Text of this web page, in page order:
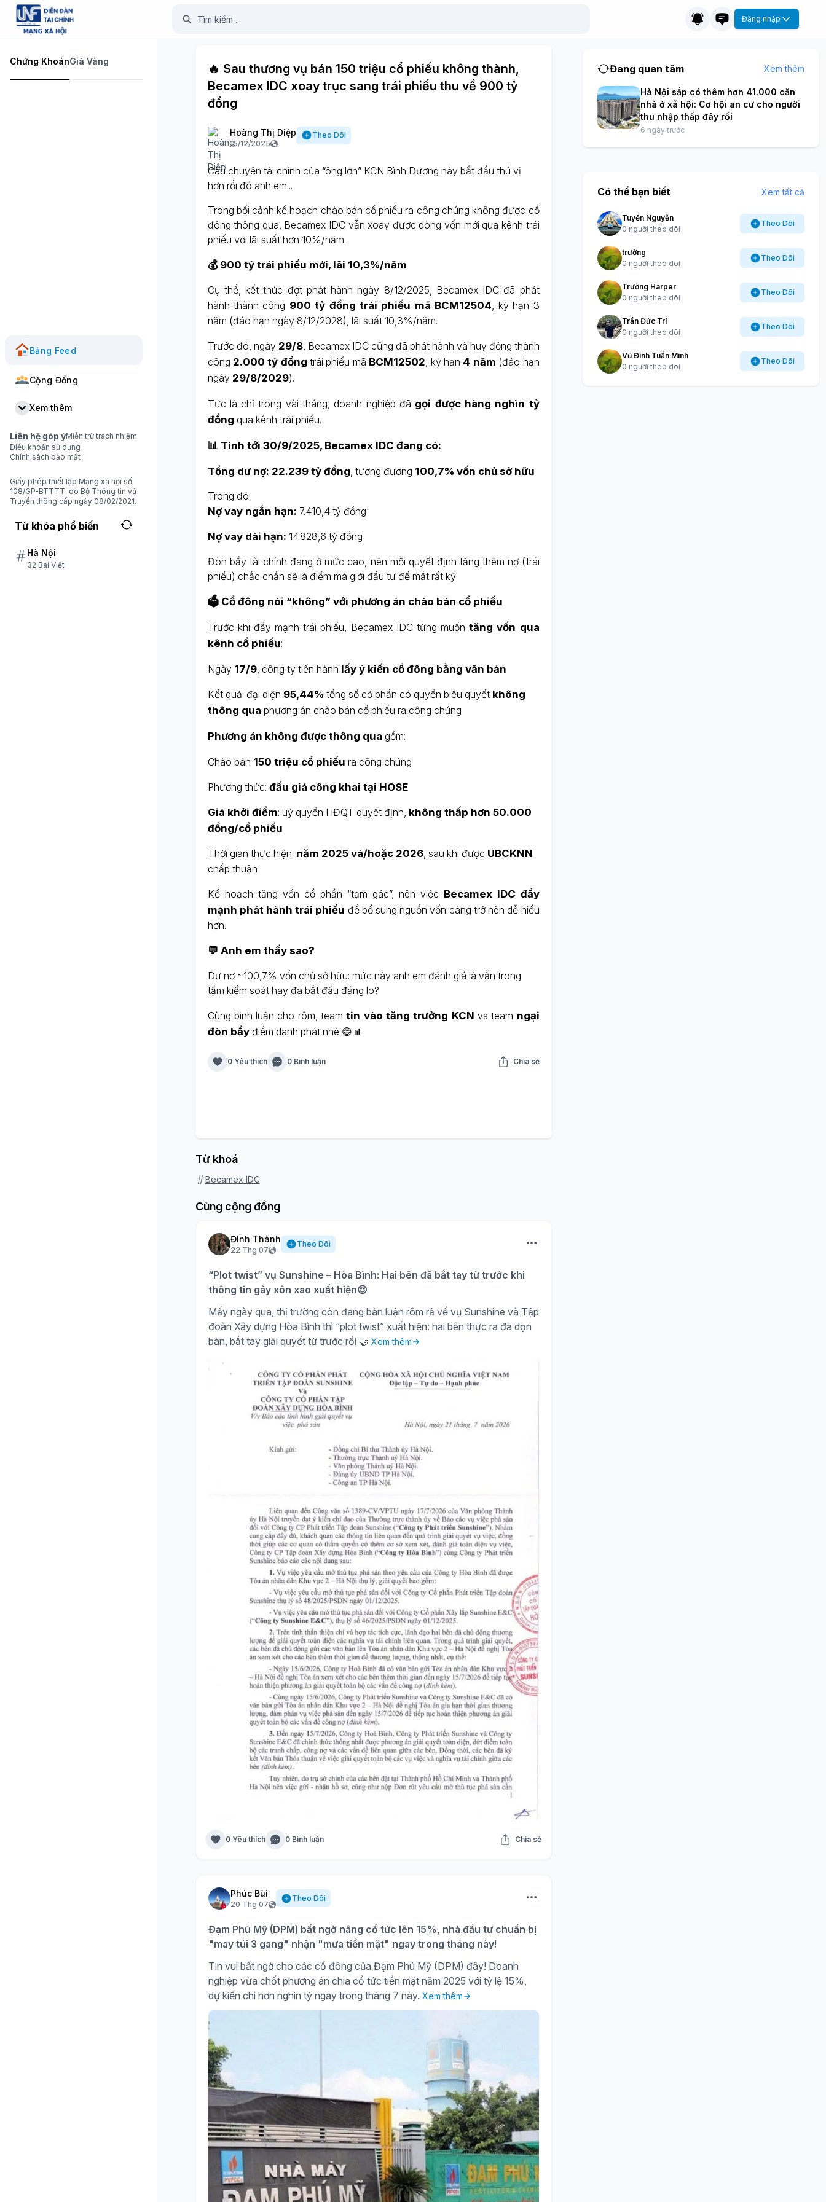
Đăng nhập
Chứng KhoánGiá Vàng
Bảng Feed
Cộng Đồng
Xem thêm
Liên hệ góp ýMiễn trừ trách nhiệm
Điều khoản sử dụng
Chính sách bảo mật
Giấy phép thiết lập Mạng xã hội số
108/GP-BTTTT, do Bộ Thông tin và
Truyền thông cấp ngày 08/02/2021.
Từ khóa phổ biến
Hà Nội
32 Bài Viết
🔥 Sau thương vụ bán 150 triệu cổ phiếu không thành,
Becamex IDC xoay trục sang trái phiếu thu về 900 tỷ
đồng
Hoàng Thị Diệp
15/12/2025
Theo Dõi
Câu chuyện tài chính của “ông lớn” KCN Bình Dương này bắt đầu thú vị
hơn rồi đó anh em...
Trong bối cảnh kế hoạch chào bán cổ phiếu ra công chúng không được cổ
đông thông qua, Becamex IDC vẫn xoay được dòng vốn mới qua kênh trái
phiếu với lãi suất hơn 10%/năm.
💰 900 tỷ trái phiếu mới, lãi 10,3%/năm
Cụ thể, kết thúc đợt phát hành ngày 8/12/2025, Becamex IDC đã phát
hành thành công 900 tỷ đồng trái phiếu mã BCM12504, kỳ hạn 3
năm (đáo hạn ngày 8/12/2028), lãi suất 10,3%/năm.
Trước đó, ngày 29/8, Becamex IDC cũng đã phát hành và huy động thành
công 2.000 tỷ đồng trái phiếu mã BCM12502, kỳ hạn 4 năm (đáo hạn
ngày 29/8/2029).
Tức là chỉ trong vài tháng, doanh nghiệp đã gọi được hàng nghìn tỷ
đồng qua kênh trái phiếu.
📊 Tính tới 30/9/2025, Becamex IDC đang có:
Tổng dư nợ: 22.239 tỷ đồng, tương đương 100,7% vốn chủ sở hữu
Trong đó:
Nợ vay ngắn hạn: 7.410,4 tỷ đồng
Nợ vay dài hạn: 14.828,6 tỷ đồng
Đòn bẩy tài chính đang ở mức cao, nên mỗi quyết định tăng thêm nợ (trái
phiếu) chắc chắn sẽ là điểm mà giới đầu tư để mắt rất kỹ.
🗳 Cổ đông nói “không” với phương án chào bán cổ phiếu
Trước khi đẩy mạnh trái phiếu, Becamex IDC từng muốntăng vốn qua
kênh cổ phiếu:
Ngày 17/9, công ty tiến hành lấy ý kiến cổ đông bằng văn bản
Kết quả: đại diện 95,44% tổng số cổ phần có quyền biểu quyết không
thông qua phương án chào bán cổ phiếu ra công chúng
Phương án không được thông qua gồm:
Chào bán 150 triệu cổ phiếu ra công chúng
Phương thức: đấu giá công khai tại HOSE
Giá khởi điểm: uỷ quyền HĐQT quyết định, không thấp hơn 50.000
đồng/cổ phiếu
Thời gian thực hiện: năm 2025 và/hoặc 2026, sau khi được UBCKNN
chấp thuận
Kế hoạch tăng vốn cổ phần “tạm gác”, nên việc Becamex IDC đẩy
mạnh phát hành trái phiếu để bổ sung nguồn vốn càng trở nên dễ hiểu
hơn.
💬 Anh em thấy sao?
Dư nợ ~100,7% vốn chủ sở hữu: mức này anh em đánh giá là vẫn trong
tầm kiểm soát hay đã bắt đầu đáng lo?
Cùng bình luận cho rôm, teamtin vào tăng trưởng KCN vs team ngại
đòn bẩyđiểm danh phát nhé 😄📊
0 Yêu thích 0 Bình luận Chia sẻ
Từ khoá
Becamex IDC
Cùng cộng đồng
Đình Thành
22 Thg 07
Theo Dõi
“Plot twist” vụ Sunshine – Hòa Bình: Hai bên đã bắt tay từ trước khi
thông tin gây xôn xao xuất hiện😌
Mấy ngày qua, thị trường còn đang bàn luận rôm rả về vụ Sunshine và Tập
đoàn Xây dựng Hòa Bình thì “plot twist” xuất hiện: hai bên thực ra đã dọn
bàn, bắt tay giải quyết từ trước rồi 🤝 Xem thêm
0 Yêu thích 0 Bình luận Chia sẻ
Phúc Bùi
20 Thg 07
Theo Dõi
Đạm Phú Mỹ (DPM) bất ngờ nâng cổ tức lên 15%, nhà đầu tư chuẩn bị
"may túi 3 gang" nhận "mưa tiền mặt" ngay trong tháng này!
Tin vui bất ngờ cho các cổ đông của Đạm Phú Mỹ (DPM) đây! Doanh
nghiệp vừa chốt phương án chia cổ tức tiền mặt năm 2025 với tỷ lệ 15%,
dự kiến chi hơn nghìn tỷ ngay trong tháng 7 này. Xem thêm
Đang quan tâm Xem thêm
Hà Nội sắp có thêm hơn 41.000 căn
nhà ở xã hội: Cơ hội an cư cho người
thu nhập thấp đây rồi
6 ngày trước
Có thể bạn biết Xem tất cả
Tuyến Nguyễn
0 người theo dõi
Theo Dõi
trường
0 người theo dõi
Theo Dõi
Trường Harper
0 người theo dõi
Theo Dõi
Trần Đức Trí
0 người theo dõi
Theo Dõi
Vũ Đình Tuấn Minh
0 người theo dõi
Theo Dõi